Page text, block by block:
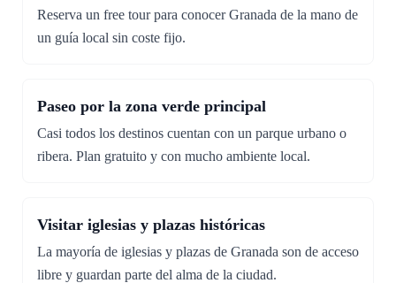
Reserva un free tour para conocer Granada de la mano de
un guía local sin coste fijo.
Paseo por la zona verde principal
Casi todos los destinos cuentan con un parque urbano o
ribera. Plan gratuito y con mucho ambiente local.
Visitar iglesias y plazas históricas
La mayoría de iglesias y plazas de Granada son de acceso
libre y guardan parte del alma de la ciudad.